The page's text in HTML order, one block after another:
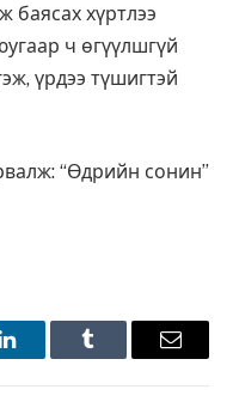
баясах хүртлээ
ч өгүүлшгүй
үрдээ түшигтэй
“Өдрийн сонин”
LinkedInTumblr Имэйл